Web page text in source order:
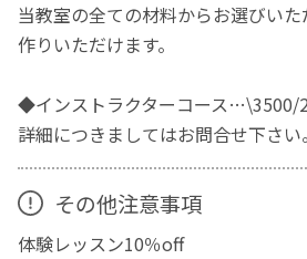
当教室の全ての材料からお選びい
作りいただけます。
◆インストラクターコース…\3500/
詳細につきましてはお問合せ下さい。
その他注意事項
体験レッスン10％off